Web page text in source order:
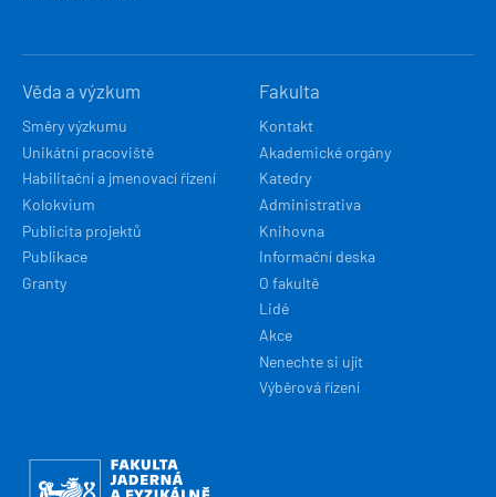
Věda a výzkum
Směry výzkumu
Unikátní pracoviště
Habilitační a jmenovací řízení
Kolokvium
Publicita projektů
Publikace
Granty
Fakulta
Kontakt
Akademické orgány
Katedry
Administrativa
Knihovna
Informační deska
O fakultě
Lidé
Akce
Nenechte si ujít
Výběrová řízení
Obrázek